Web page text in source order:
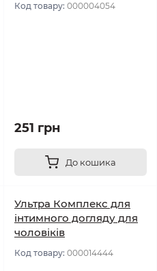
Код товару: 000004054
251 грн
До кошика
Ультра Комплекс для
інтимного догляду для
чоловіків
Код товару: 000014444